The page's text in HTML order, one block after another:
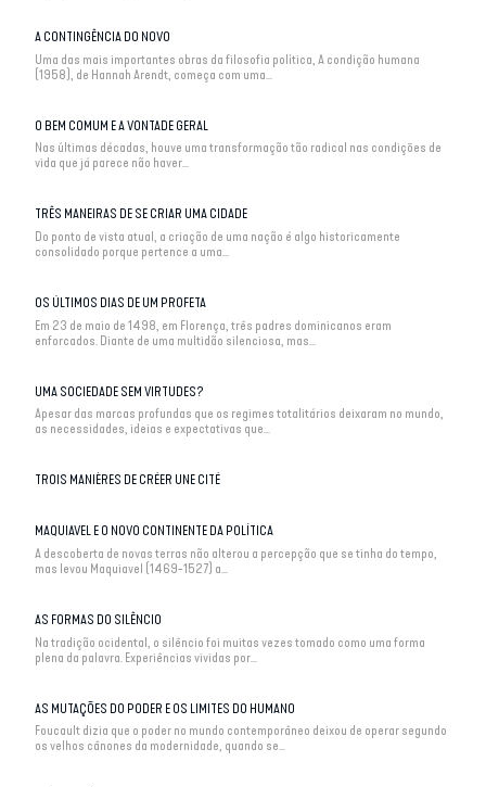
A CONTINGÊNCIA DO NOVO
Uma das mais importantes obras da filosofia política, A condição humana
(1958), de Hannah Arendt, começa com uma...
O BEM COMUM E A VONTADE GERAL
Nas últimas décadas, houve uma transformação tão radical nas condições de
vida que já parece não haver...
TRÊS MANEIRAS DE SE CRIAR UMA CIDADE
Do ponto de vista atual, a criação de uma nação é algo historicamente
consolidado porque pertence a uma...
OS ÚLTIMOS DIAS DE UM PROFETA
Em 23 de maio de 1498, em Florença, três padres dominicanos eram
enforcados. Diante de uma multidão silenciosa, mas...
UMA SOCIEDADE SEM VIRTUDES?
Apesar das marcas profundas que os regimes totalitários deixaram no mundo,
as necessidades, ideias e expectativas que...
TROIS MANIÈRES DE CRÉER UNE CITÉ
MAQUIAVEL E O NOVO CONTINENTE DA POLÍTICA
A descoberta de novas terras não alterou a percepção que se tinha do tempo,
mas levou Maquiavel (1469-1527) a...
AS FORMAS DO SILÊNCIO
Na tradição ocidental, o silêncio foi muitas vezes tomado como uma forma
plena da palavra. Experiências vividas por...
AS MUTAÇÕES DO PODER E OS LIMITES DO HUMANO
Foucault dizia que o poder no mundo contemporâneo deixou de operar segundo
os velhos cânones da modernidade, quando se...